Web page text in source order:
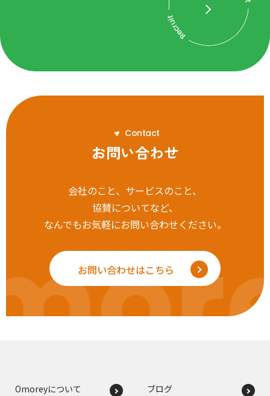
Contact
お問い合わせ
会社のこと、サービスのこと、
協賛についてなど、
なんでもお気軽にお問い合わせください。
お問い合わせはこちら
Omoreyについて ブログ